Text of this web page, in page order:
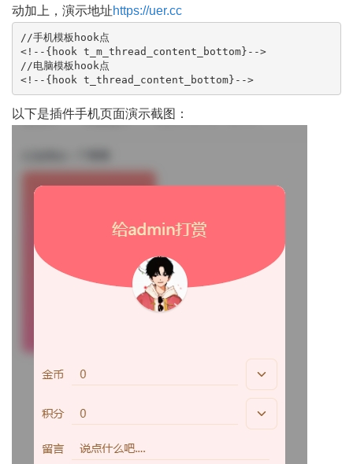
动加上，演示地址https://uer.cc
//手机模板hook点
<!--{hook t_m_thread_content_bottom}-->
//电脑模板hook点
<!--{hook t_thread_content_bottom}-->
以下是插件手机页面演示截图：